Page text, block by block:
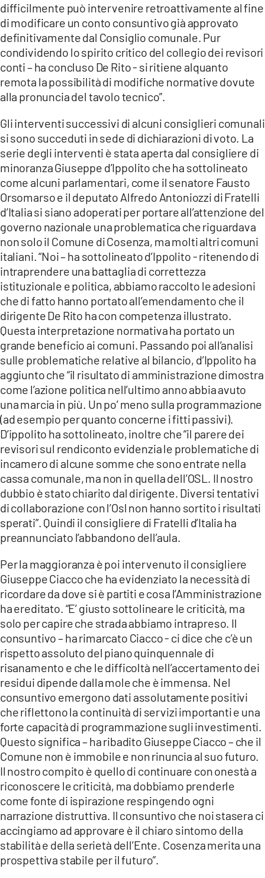
difficilmente può intervenire retroattivamente al fine
di modificare un conto consuntivo già approvato
definitivamente dal Consiglio comunale. Pur
condividendo lo spirito critico del collegio dei revisori
conti – ha concluso De Rito - si ritiene alquanto
remota la possibilità di modifiche normative dovute
alla pronuncia del tavolo tecnico”.
Gli interventi successivi di alcuni consiglieri comunali
si sono succeduti in sede di dichiarazioni di voto. La
serie degli interventi è stata aperta dal consigliere di
minoranza Giuseppe d’Ippolito che ha sottolineato
come alcuni parlamentari, come il senatore Fausto
Orsomarso e il deputato Alfredo Antoniozzi di Fratelli
d’Italia si siano adoperati per portare all’attenzione del
governo nazionale una problematica che riguardava
non solo il Comune di Cosenza, ma molti altri comuni
italiani. “Noi – ha sottolineato d’Ippolito - ritenendo di
intraprendere una battaglia di correttezza
istituzionale e politica, abbiamo raccolto le adesioni
che di fatto hanno portato all’emendamento che il
dirigente De Rito ha con competenza illustrato.
Questa interpretazione normativa ha portato un
grande beneficio ai comuni. Passando poi all’analisi
sulle problematiche relative al bilancio, d’Ippolito ha
aggiunto che “il risultato di amministrazione dimostra
come l’azione politica nell’ultimo anno abbia avuto
una marcia in più. Un po’ meno sulla programmazione
(ad esempio per quanto concerne i fitti passivi).
D’ippolito ha sottolineato, inoltre che “il parere dei
revisori sul rendiconto evidenzia le problematiche di
incamero di alcune somme che sono entrate nella
cassa comunale, ma non in quella dell’OSL. Il nostro
dubbio è stato chiarito dal dirigente. Diversi tentativi
di collaborazione con l’Osl non hanno sortito i risultati
sperati”. Quindi il consigliere di Fratelli d’Italia ha
preannunciato l’abbandono dell’aula.
Per la maggioranza è poi intervenuto il consigliere
Giuseppe Ciacco che ha evidenziato la necessità di
ricordare da dove si è partiti e cosa l’Amministrazione
ha ereditato. “E’ giusto sottolineare le criticità, ma
solo per capire che strada abbiamo intrapreso. Il
consuntivo – ha rimarcato Ciacco - ci dice che c’è un
rispetto assoluto del piano quinquennale di
risanamento e che le difficoltà nell’accertamento dei
residui dipende dalla mole che è immensa. Nel
consuntivo emergono dati assolutamente positivi
che riflettono la continuità di servizi importanti e una
forte capacità di programmazione sugli investimenti.
Questo significa – ha ribadito Giuseppe Ciacco – che il
Comune non è immobile e non rinuncia al suo futuro.
Il nostro compito è quello di continuare con onestà a
riconoscere le criticità, ma dobbiamo prenderle
come fonte di ispirazione respingendo ogni
narrazione distruttiva. Il consuntivo che noi stasera ci
accingiamo ad approvare è il chiaro sintomo della
stabilità e della serietà dell’Ente. Cosenza merita una
prospettiva stabile per il futuro”.